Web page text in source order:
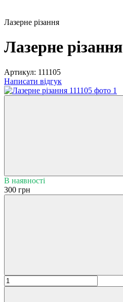
Лазерне різання
Лазерне різання
Артикул: 111105
Написати відгук
В наявності
300 грн